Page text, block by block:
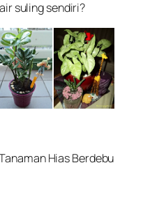
suling sendiri?
Hias Berdebu